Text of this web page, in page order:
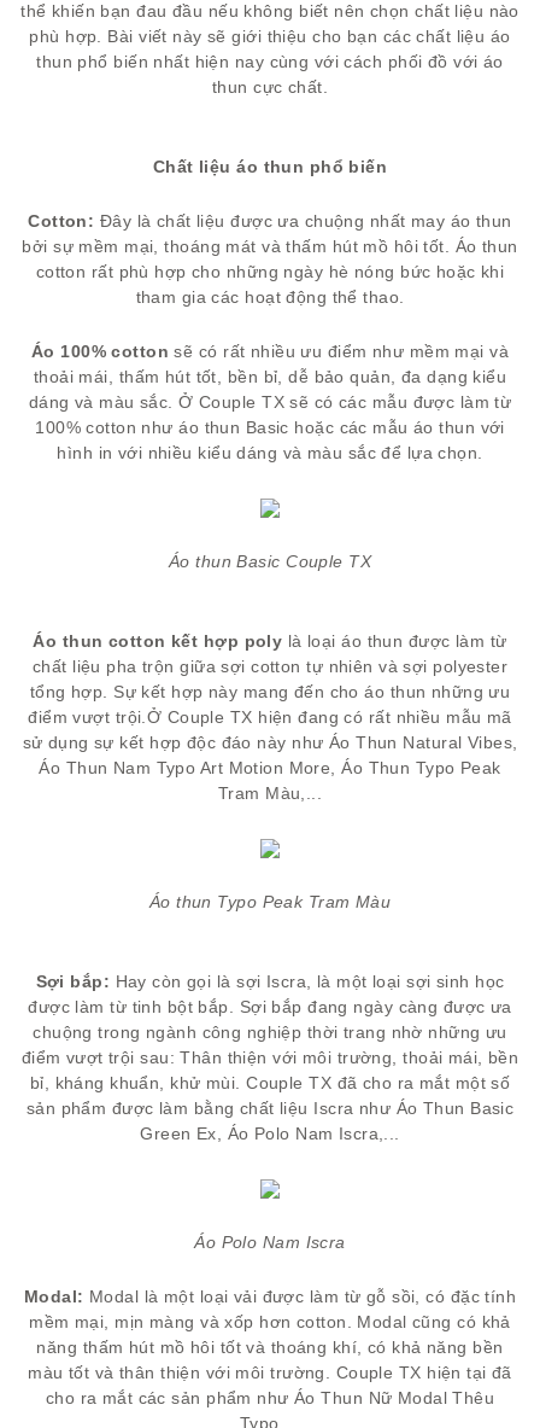
thể khiến bạn đau đầu nếu không biết nên chọn chất liệu nào
phù hợp. Bài viết này sẽ giới thiệu cho bạn các chất liệu áo
thun phổ biến nhất hiện nay cùng với cách phối đồ với áo
thun cực chất.
Chất liệu áo thun phổ biến
Cotton: Đây là chất liệu được ưa chuộng nhất may áo thun
bởi sự mềm mại, thoáng mát và thấm hút mồ hôi tốt. Áo thun
cotton rất phù hợp cho những ngày hè nóng bức hoặc khi
tham gia các hoạt động thể thao.
Áo 100% cottonsẽ có rất nhiều ưu điểm như mềm mại và
thoải mái, thấm hút tốt, bền bỉ, dễ bảo quản, đa dạng kiểu
dáng và màu sắc. Ở Couple TX sẽ có các mẫu được làm từ
100% cotton như áo thun Basic hoặc các mẫu áo thun với
hình in với nhiều kiểu dáng và màu sắc để lựa chọn.
Áo thun Basic Couple TX
Áo thun cotton kết hợp poly là loại áo thun được làm từ
chất liệu pha trộn giữa sợi cotton tự nhiên và sợi polyester
tổng hợp. Sự kết hợp này mang đến cho áo thun những ưu
điểm vượt trội.Ở Couple TX hiện đang có rất nhiều mẫu mã
sử dụng sự kết hợp độc đáo này như Áo Thun Natural Vibes,
Áo Thun Nam Typo Art Motion More, Áo Thun Typo Peak
Tram Màu,...
Áo thun Typo Peak Tram Màu
Sợi bắp: Hay còn gọi là sợi Iscra, là một loại sợi sinh học
được làm từ tinh bột bắp. Sợi bắp đang ngày càng được ưa
chuộng trong ngành công nghiệp thời trang nhờ những ưu
điểm vượt trội sau: Thân thiện với môi trường, thoải mái, bền
bỉ, kháng khuẩn, khử mùi. Couple TX đã cho ra mắt một số
sản phẩm được làm bằng chất liệu Iscra như Áo Thun Basic
Green Ex, Áo Polo Nam Iscra,...
Áo Polo Nam Iscra
Modal: Modal là một loại vải được làm từ gỗ sồi, có đặc tính
mềm mại, mịn màng và xốp hơn cotton. Modal cũng có khả
năng thấm hút mồ hôi tốt và thoáng khí, có khả năng bền
màu tốt và thân thiện với môi trường. Couple TX hiện tại đã
cho ra mắt các sản phẩm như Áo Thun Nữ Modal Thêu
Typo,...